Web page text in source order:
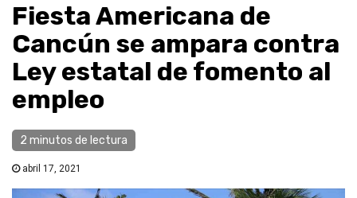
Fiesta Americana de
Cancún se ampara contra
Ley estatal de fomento al
empleo
2 minutos de lectura
abril 17, 2021